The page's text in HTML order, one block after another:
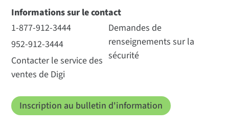
Informations sur le contact
1-877-912-3444
952-912-3444
Contacter le service des
ventes de Digi
Demandes de
renseignements sur la
sécurité
Inscription au bulletin d'information